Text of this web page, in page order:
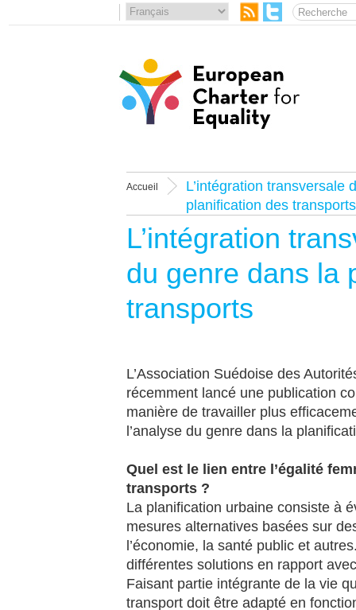
Accueil
L’intégration transversale
planification des transports
L’intégration
du genre dans la
transports
L’Association Suédoise des
récemment lancé une publication
manière de travailler plus
l’analyse du genre dans la
Quel est le lien entre l’égalité
transports ?
La planification urbaine consiste à
mesures alternatives basées sur
l’économie, la santé public et
différentes solutions en rapport
Faisant partie intégrante de la vie
transport doit être adapté en